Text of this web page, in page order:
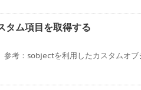
ム項目を取得する
参考：sobjectを利用したカスタムオブ